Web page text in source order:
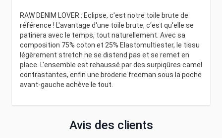
RAW DENIM LOVER : Eclipse, c'est notre toile brute de
référence ! L'avantage d'une toile brute, c'est qu'elle se
patinera avec le temps, tout naturellement. Avec sa
composition 75% coton et 25% Elastomultiester, le tissu
légèrement stretch ne se distend pas et se remet en
place. L'ensemble est rehaussé par des surpiqûres camel
contrastantes, enfin une broderie freeman sous la poche
avant-gauche achève le tout.
Avis des clients